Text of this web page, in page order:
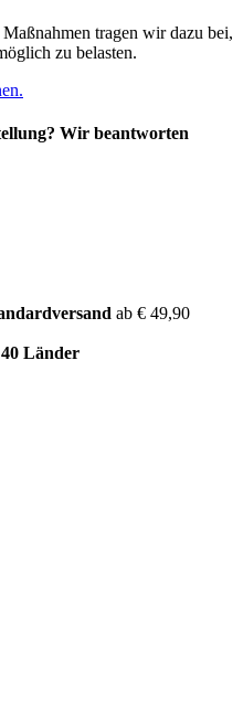
tragen wir dazu bei,
zu belasten.
Wir beantworten
ab € 49,90
Länder